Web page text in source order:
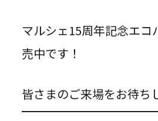
マルシェ15周年記念エコ
売中です！
皆さまのご来場をお待ち